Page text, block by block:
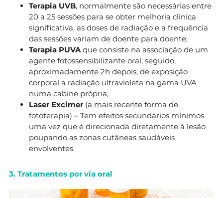
Terapia UVB, normalmente são necessárias entre
20 a 25 sessões para se obter melhoria clínica
significativa, as doses de radiação e a frequência
das sessões variam de doente para doente;
Terapia PUVAque consiste na associação de um
agente fotossensibilizante oral, seguido,
aproximadamente 2h depois, de exposição
corporal a radiação ultravioleta na gama UVA
numa cabine própria;
Laser Excimer (a mais recente forma de
fototerapia) – Tem efeitos secundários mínimos
uma vez que é direcionada diretamente à lesão
poupando as zonas cutâneas saudáveis
envolventes.
3. Tratamentos por via oral